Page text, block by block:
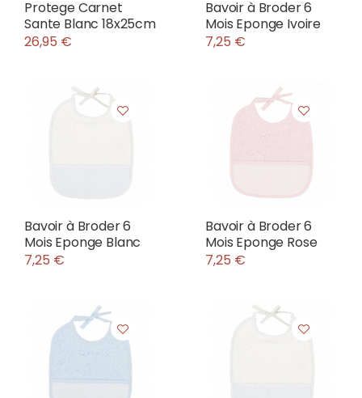
Protege Carnet
Sante Blanc 18x25cm
26,95 €
Bavoir à Broder 6
Mois Eponge Ivoire
7,25 €
Bavoir à Broder 6
Mois Eponge Blanc
7,25 €
Bavoir à Broder 6
Mois Eponge Rose
7,25 €